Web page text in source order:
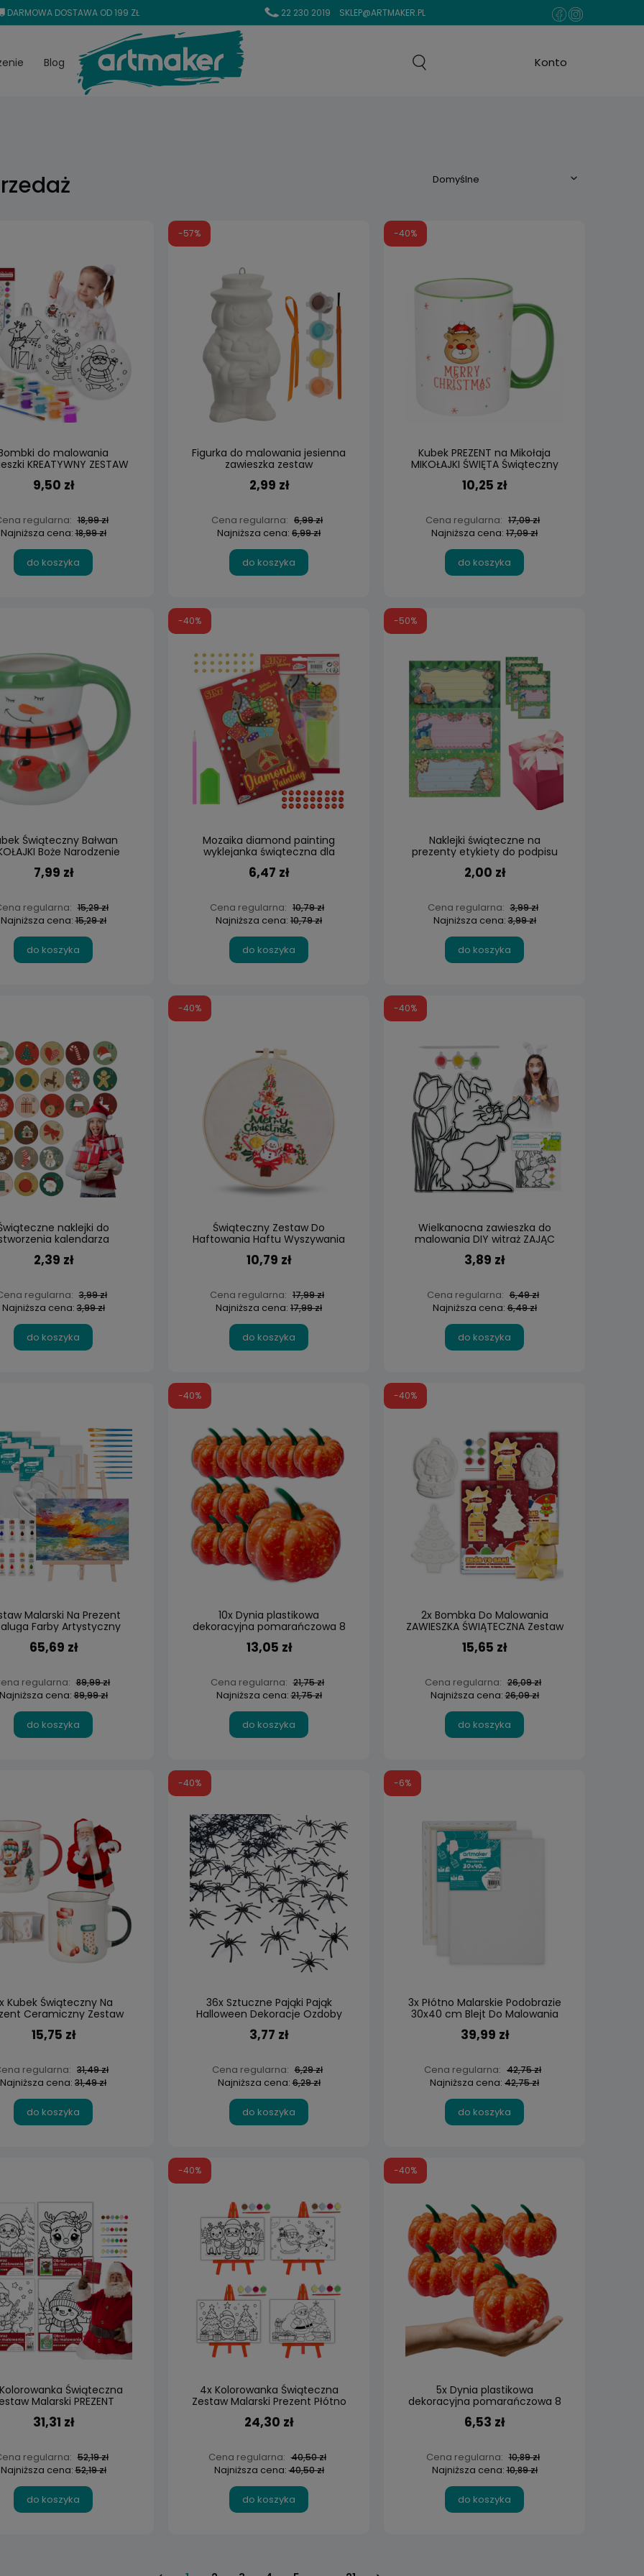
DARMOWA DOSTAWA OD 199 ZŁ 22 230 2019 SKLEP@ARTMAKER.PL
Blog
do malowania
KREATYWNY ZESTAW
9,50 zł
regularna: 18,99 zł
Najniższa cena:18,99 zł
do koszyka
Figurka do malowania jesienna
zawieszka zestaw
2,99 zł
Cena regularna: 6,99 zł
Najniższa cena: 6,99 zł
do koszyka
-57%
Kubek PREZENT na Mikołaja
MIKOŁAJKI ŚWIĘTA Świąteczny
10,25 zł
Cena regularna: 17,09 zł
Najniższa cena: 17,09 zł
do koszyka
-40%
Świąteczny Bałwan
Boże Narodzenie
7,99 zł
regularna: 15,29 zł
Najniższa cena:15,29 zł
do koszyka
Mozaika diamond painting
wyklejanka świąteczna dla
6,47 zł
Cena regularna: 10,79 zł
Najniższa cena: 10,79 zł
do koszyka
-40%
Naklejki świąteczne na
prezenty etykiety do podpisu
2,00 zł
Cena regularna: 3,99 zł
Najniższa cena:3,99 zł
do koszyka
-50%
naklejki do
kalendarza
DIY 24 szt. #9
2,39 zł
regularna: 3,99 zł
Najniższa cena:3,99 zł
do koszyka
Świąteczny Zestaw Do
Haftowania Haftu Wyszywania
10,79 zł
Cena regularna: 17,99 zł
Najniższa cena: 17,99 zł
do koszyka
-40%
Wielkanocna zawieszka do
malowania DIY witraż ZAJĄC
3,89 zł
Cena regularna: 6,49 zł
Najniższa cena:6,49 zł
do koszyka
-40%
Malarski Na Prezent
Farby Artystyczny
65,69 zł
regularna: 89,99 zł
cena:89,99 zł
do koszyka
10x Dynia plastikowa
dekoracyjna pomarańczowa 8
cm sztuczna
13,05 zł
Cena regularna: 21,75 zł
Najniższa cena:21,75 zł
do koszyka
-40%
2x Bombka Do Malowania
ZAWIESZKA ŚWIĄTECZNA Zestaw
Kreatywny
15,65 zł
Cena regularna: 26,09 zł
Najniższa cena:26,09 zł
do koszyka
-40%
Kubek Świąteczny Na
Ceramiczny Zestaw
15,75 zł
regularna: 31,49 zł
Najniższa cena: 31,49 zł
do koszyka
36x Sztuczne Pająki Pająk
Halloween Dekoracje Ozdoby
3,77 zł
Cena regularna: 6,29 zł
Najniższa cena:6,29 zł
do koszyka
-40%
3x Płótno Malarskie Podobrazie
30x40 cm Blejt Do Malowania
Na Ramie Zestaw
39,99 zł
Cena regularna: 42,75 zł
Najniższa cena: 42,75 zł
do koszyka
-6%
Świąteczna
Malarski PREZENT
MIKOŁAJKI
31,31 zł
regularna: 52,19 zł
Najniższa cena:52,19 zł
do koszyka
4x Kolorowanka Świąteczna
Zestaw Malarski Prezent Płótno
Sztaluga
24,30 zł
Cena regularna: 40,50 zł
Najniższa cena:40,50 zł
do koszyka
-40%
5x Dynia plastikowa
dekoracyjna pomarańczowa 8
cm sztuczna
6,53 zł
Cena regularna: 10,89 zł
Najniższa cena:10,89 zł
do koszyka
-40%